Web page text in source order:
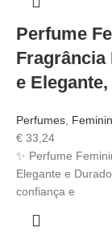
Perfume
Fragrância
e
Perfumes
€ 33,24
✨ Perfume
Elegante e
confiança e